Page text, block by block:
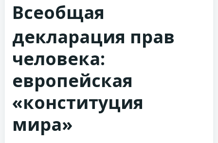
Всеобщая
декларация прав
человека:
европейская
«конституция
мира»